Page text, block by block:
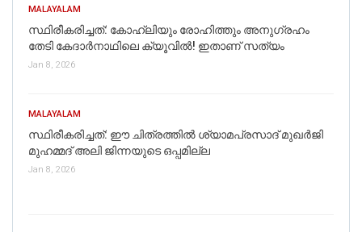
If you want to fact-check any story,
WhatsApp it now on +91 11 7127 9799
Error: Contact form not found.
MALAYALAM
സ്ഥിരീകരിച്ചത്: കോഹ്‌ലിയും രോഹിത്തും അനുഗ്രഹം
തേടി കേദാര്‍നാഥിലെ ക്യൂവില്‍! ഇതാണ് സത്യം
Jan 8, 2026
MALAYALAM
സ്ഥിരീകരിച്ചത്: ഈ ചിത്രത്തില്‍ ശ്യാമപ്രസാദ് മുഖര്‍ജി
മുഹമ്മദ് അലി ജിന്നയുടെ ഒപ്പമില്ല
Jan 8, 2026